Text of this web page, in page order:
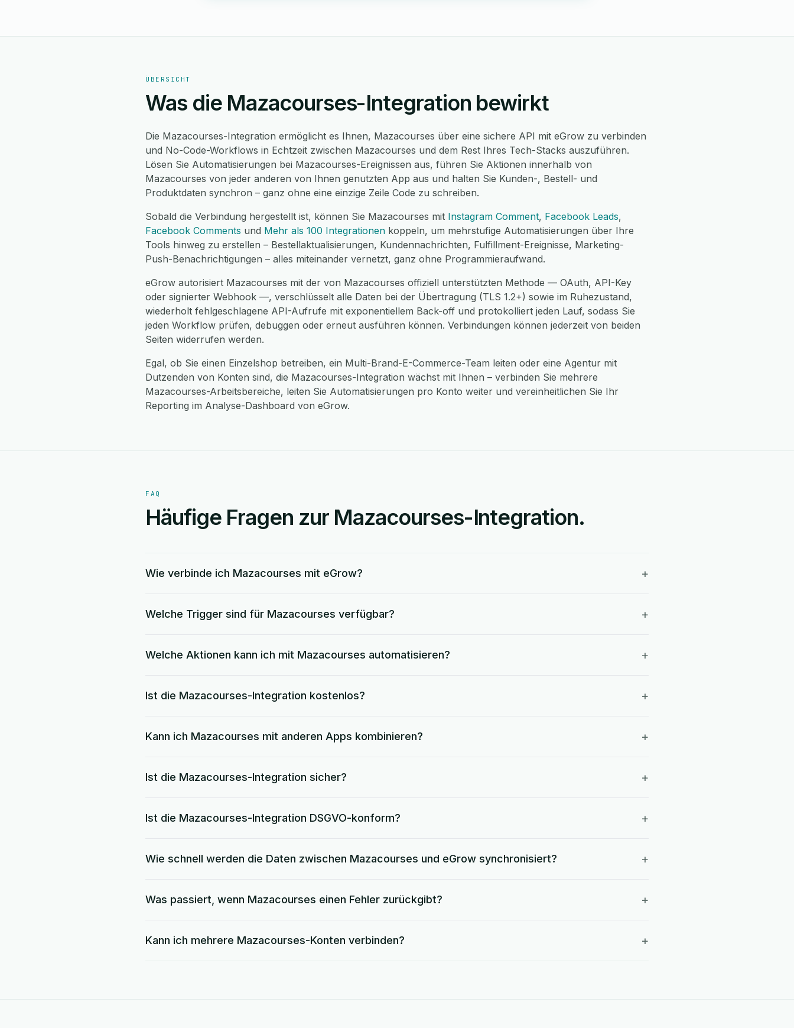
ÜBERSICHT
Was die Mazacourses-Integration bewirkt
Die Mazacourses-Integration ermöglicht es Ihnen, Mazacourses über eine sichere API mit eGrow zu verbinden
und No-Code-Workflows in Echtzeit zwischen Mazacourses und dem Rest Ihres Tech-Stacks auszuführen.
Lösen Sie Automatisierungen bei Mazacourses-Ereignissen aus, führen Sie Aktionen innerhalb von
Mazacourses von jeder anderen von Ihnen genutzten App aus und halten Sie Kunden-, Bestell- und
Produktdaten synchron – ganz ohne eine einzige Zeile Code zu schreiben.
Sobald die Verbindung hergestellt ist, können Sie Mazacourses mit Instagram Comment, Facebook Leads,
Facebook Comments und Mehr als 100 Integrationen koppeln, um mehrstufige Automatisierungen über Ihre
Tools hinweg zu erstellen – Bestellaktualisierungen, Kundennachrichten, Fulfillment-Ereignisse, Marketing-
Push-Benachrichtigungen – alles miteinander vernetzt, ganz ohne Programmieraufwand.
eGrow autorisiert Mazacourses mit der von Mazacourses offiziell unterstützten Methode — OAuth, API-Key
oder signierter Webhook —, verschlüsselt alle Daten bei der Übertragung (TLS 1.2+) sowie im Ruhezustand,
wiederholt fehlgeschlagene API-Aufrufe mit exponentiellem Back-off und protokolliert jeden Lauf, sodass Sie
jeden Workflow prüfen, debuggen oder erneut ausführen können. Verbindungen können jederzeit von beiden
Seiten widerrufen werden.
Egal, ob Sie einen Einzelshop betreiben, ein Multi-Brand-E-Commerce-Team leiten oder eine Agentur mit
Dutzenden von Konten sind, die Mazacourses-Integration wächst mit Ihnen – verbinden Sie mehrere
Mazacourses-Arbeitsbereiche, leiten Sie Automatisierungen pro Konto weiter und vereinheitlichen Sie Ihr
Reporting im Analyse-Dashboard von eGrow.
FAQ
Häufige Fragen zur Mazacourses-Integration.
Wie verbinde ich Mazacourses mit eGrow? +
Welche Trigger sind für Mazacourses verfügbar? +
Welche Aktionen kann ich mit Mazacourses automatisieren? +
Ist die Mazacourses-Integration kostenlos? +
Kann ich Mazacourses mit anderen Apps kombinieren? +
Ist die Mazacourses-Integration sicher? +
Ist die Mazacourses-Integration DSGVO-konform? +
Wie schnell werden die Daten zwischen Mazacourses und eGrow synchronisiert? +
Was passiert, wenn Mazacourses einen Fehler zurückgibt? +
Kann ich mehrere Mazacourses-Konten verbinden? +